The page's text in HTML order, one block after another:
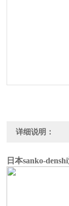
详细说明：
日本sanko-